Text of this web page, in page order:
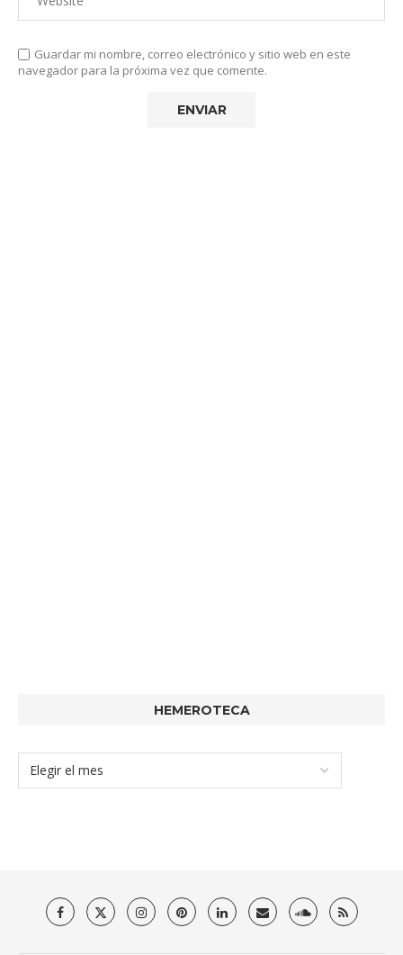
Guardar mi nombre, correo electrónico y sitio web en este
navegador para la próxima vez que comente.
HEMEROTECA